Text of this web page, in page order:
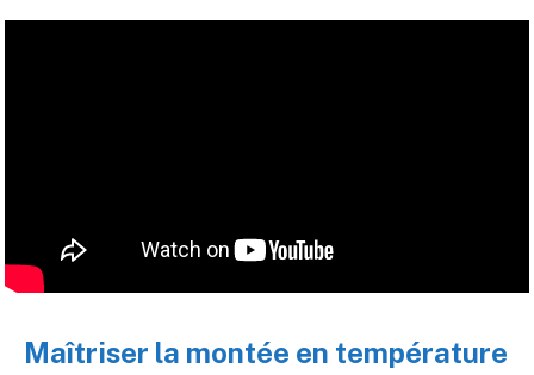
Maîtriser la montée en température